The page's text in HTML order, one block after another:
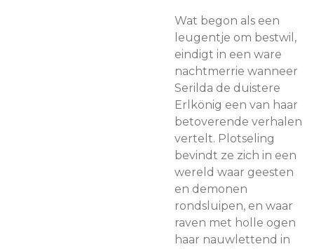
Wat begon als een
leugentje om bestwil,
eindigt in een ware
nachtmerrie wanneer
Serilda de duistere
Erlkönig een van haar
betoverende verhalen
vertelt. Plotseling
bevindt ze zich in een
wereld waar geesten
en demonen
rondsluipen, en waar
raven met holle ogen
haar nauwlettend in